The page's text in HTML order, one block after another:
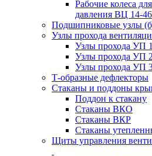
Рабочие колеса
давления ВЦ 14-46
Подшипниковые узлы
Узлы прохода
Узлы прохода УП 1
Узлы прохода УП 2
Узлы прохода УП
Т-образные дефлекторы
Стаканы и поддоны
Поддон к стакану
Стаканы ВКО
Стаканы ВКР
Стаканы
Щиты управления